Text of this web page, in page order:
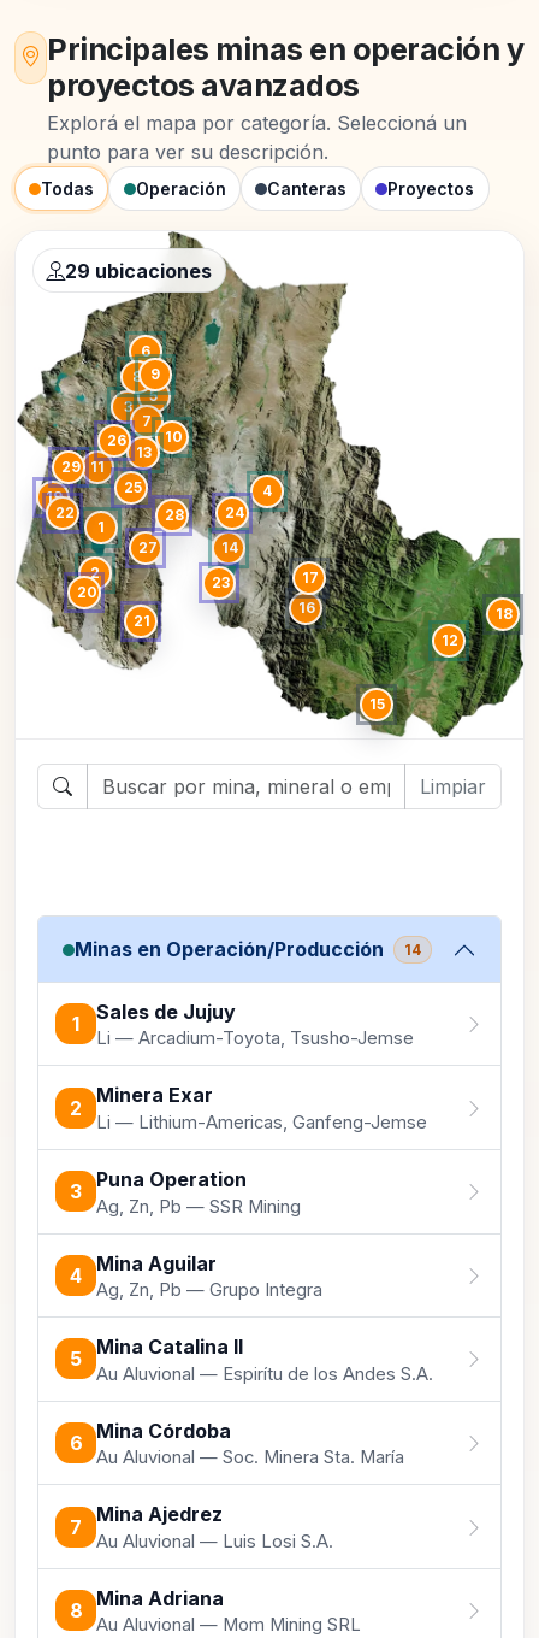
Principales minas en operación y
proyectos avanzados
Explorá el mapa por categoría. Seleccioná un
punto para ver su descripción.
Todas Operación Canteras Proyectos
1
2
3
4
5
6
7
8 9
10
11
12
13
14
15
16
17
18
19
20
21
22
23
24
25
26
27
28
29
29 ubicaciones
Limpiar
Minas en Operación/Producción 14
1
Sales de Jujuy
Li — Arcadium-Toyota, Tsusho-Jemse
2
Minera Exar
Li — Lithium-Americas, Ganfeng-Jemse
3
Puna Operation
Ag, Zn, Pb — SSR Mining
4
Mina Aguilar
Ag, Zn, Pb — Grupo Integra
5
Mina Catalina II
Au Aluvional — Espirítu de los Andes S.A.
6
Mina Córdoba
Au Aluvional — Soc. Minera Sta. María
7
Mina Ajedrez
Au Aluvional — Luis Losi S.A.
8
Mina Adriana
Au Aluvional — Mom Mining SRL